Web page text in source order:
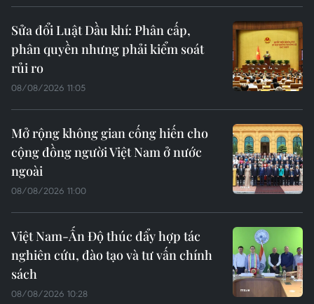
Sửa đổi Luật Dầu khí: Phân cấp,
phân quyền nhưng phải kiểm soát
rủi ro
08/08/2026 11:05
Mở rộng không gian cống hiến cho
cộng đồng người Việt Nam ở nước
ngoài
08/08/2026 11:00
Việt Nam-Ấn Độ thúc đẩy hợp tác
nghiên cứu, đào tạo và tư vấn chính
sách
08/08/2026 10:28